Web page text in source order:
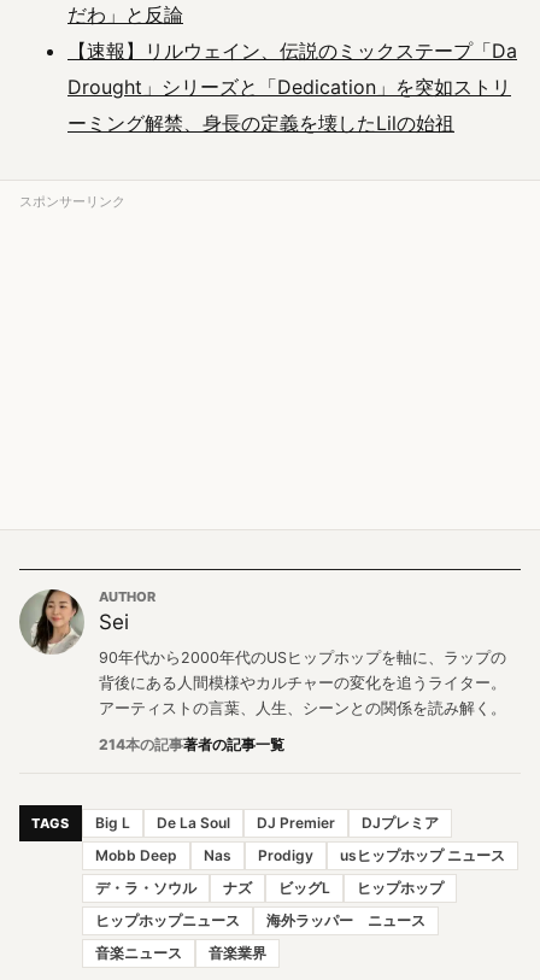
だわ」と反論
【速報】リルウェイン、伝説のミックステープ「Da
Drought」シリーズと「Dedication」を突如ストリ
ーミング解禁、身長の定義を壊したLilの始祖
スポンサーリンク
AUTHOR
Sei
90年代から2000年代のUSヒップホップを軸に、ラップの
背後にある人間模様やカルチャーの変化を追うライター。
アーティストの言葉、人生、シーンとの関係を読み解く。
214本の記事著者の記事一覧
TAGS Big L De La Soul DJ Premier
DJプレミア
Mobb Deep
Nas Prodigy
usヒップホップ ニュース
デ・ラ・ソウル
ナズ ビッグL
ヒップホップ
ヒップホップニュース
海外ラッパー ニュース
音楽ニュース
音楽業界